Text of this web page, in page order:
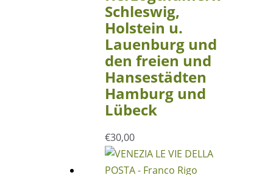
Schleswig,
Holstein u.
Lauenburg und
den freien und
Hansestädten
Hamburg und
Lübeck
€30,00